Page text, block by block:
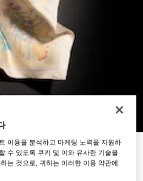
레
이용을 분석하고 마케팅 노력을 지원하
수 있도록 쿠키 및 이와 유사한 기술을
는 것으로, 귀하는 이러한 이용 약관에